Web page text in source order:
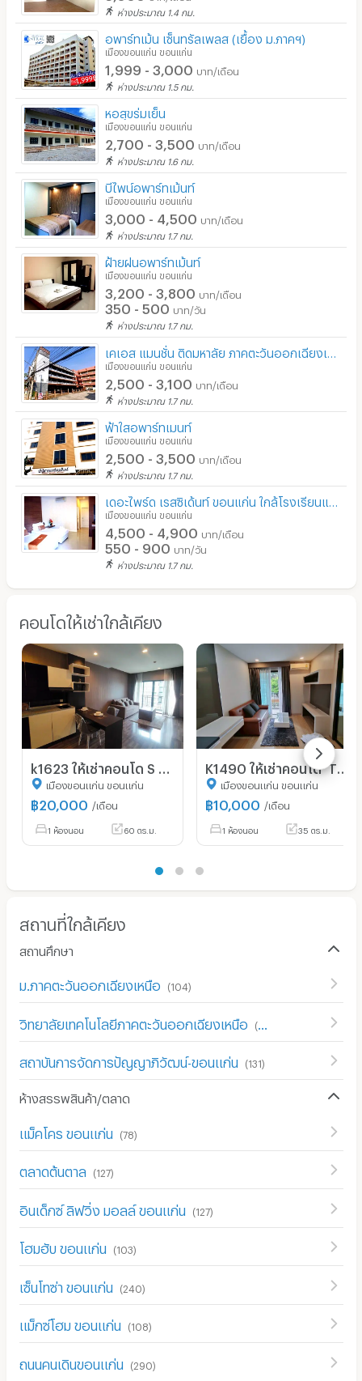
ห่างประมาณ 1.4 กม.
อพาร์ทเม้น เซ็นทรัลเพลส (เยื้อง ม.ภาคฯ)
เมืองขอนแก่น ขอนแก่น
1,999 - 3,000 บาท/เดือน
ห่างประมาณ 1.5 กม.
หอสุขร่มเย็น
เมืองขอนแก่น ขอนแก่น
2,700 - 3,500 บาท/เดือน
ห่างประมาณ 1.6 กม.
บีไพน์อพาร์ทเม้นท์
เมืองขอนแก่น ขอนแก่น
3,000 - 4,500 บาท/เดือน
ห่างประมาณ 1.7 กม.
ฝ้ายฝนอพาร์ทเม้นท์
เมืองขอนแก่น ขอนแก่น
3,200 - 3,800 บาท/เดือน
350 - 500 บาท/วัน
ห่างประมาณ 1.7 กม.
เมืองขอนแก่น ขอนแก่น
2,500 - 3,100 บาท/เดือน
ห่างประมาณ 1.7 กม.
ฟ้าใสอพาร์ทเมนท์
เมืองขอนแก่น ขอนแก่น
2,500 - 3,500 บาท/เดือน
ห่างประมาณ 1.7 กม.
เมืองขอนแก่น ขอนแก่น
4,500 - 4,900 บาท/เดือน
550 - 900 บาท/วัน
ห่างประมาณ 1.7 กม.
คอนโดให้เช่าใกล้เคียง
เมืองขอนแก่น ขอนแก่น
฿20,000 /เดือน
1 ห้องนอน 60 ตร.ม.
เมืองขอนแก่น ขอนแก่น
฿10,000 /เดือน
1 ห้องนอน 35 ตร.ม.
สถานที่ใกล้เคียง
สถานศึกษา
ม.ภาคตะวันออกเฉียงเหนือ (104 )
วิทยาลัยเทคโนโลยีภาคตะวันออกเฉียงเหนือ (111
สถาบันการจัดการปัญญาภิวัฒน์-ขอนแก่น (131)
ห้างสรรพสินค้า/ตลาด
แม็คโคร ขอนแก่น (78)
ตลาดต้นตาล (127)
อินเด็กซ์ ลิฟวิ่ง มอลล์ ขอนแก่น (127)
โฮมฮับ ขอนแก่น (103)
เซ็นโทซ่า ขอนแก่น (240)
แม็กซ์โฮม ขอนแก่น (108)
ถนนคนเดินขอนแก่น (290)